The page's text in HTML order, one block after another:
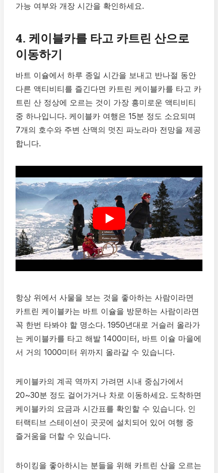
가능 여부와 개장 시간을 확인하세요.
4. 케이블카를 타고 카트린 산으로
이동하기
바트 이슐에서 하루 종일 시간을 보내고 반나절 동안
다른 액티비티를 즐긴다면 카트린 케이블카를 타고 카
트린 산 정상에 오르는 것이 가장 흥미로운 액티비티
중 하나입니다. 케이블카 여행은 15분 정도 소요되며
7개의 호수와 주변 산맥의 멋진 파노라마 전망을 제공
합니다.
항상 위에서 사물을 보는 것을 좋아하는 사람이라면
카트린 케이블카는 바트 이슐을 방문하는 사람이라면
꼭 한번 타봐야 할 명소다. 1950년대로 거슬러 올라가
는 케이블카를 타고 해발 1400미터, 바트 이슐 마을에
서 거의 1000미터 위까지 올라갈 수 있습니다.
케이블카의 계곡 역까지 가려면 시내 중심가에서
20~30분 정도 걸어가거나 차로 이동하세요. 도착하면
케이블카의 요금과 시간표를 확인할 수 있습니다. 인
터랙티브 스테이션이 곳곳에 설치되어 있어 여행 중
즐거움을 더할 수 있습니다.
하이킹을 좋아하시는 분들을 위해 카트린 산을 오르는